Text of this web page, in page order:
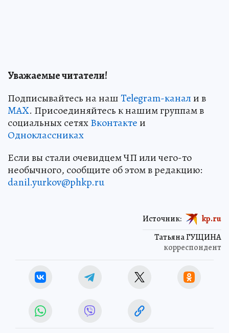
Уважаемые читатели!
Подписывайтесь на нашTelegram-канали в
MAX. Присоединяйтесь к нашим группам в
социальных сетяхВконтактеи
Одноклассниках
Если вы стали очевидцем ЧП или чего-то
необычного, сообщите об этом в редакцию:
danil.yurkov@phkp.ru
Татьяна ГУЩИНА
корреспондент
Источник: kp.ru